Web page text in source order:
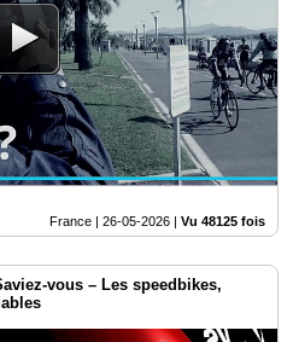
France | 26-05-2026 | Vu 48125 fois
vous – Les speedbikes,